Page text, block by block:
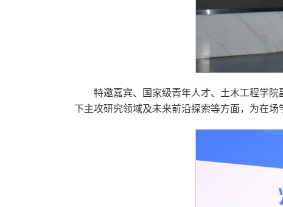
特邀嘉宾、国家级青年人才、土木工程学
下主攻研究领域及未来前沿探索等方面，为在场